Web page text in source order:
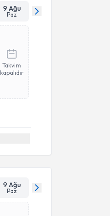
9 Ağu
Paz
Takvim
kapalıdır
9 Ağu
Paz